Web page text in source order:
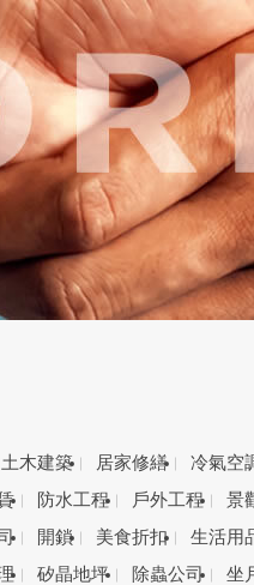
土木建築 居家修繕 冷氣空
防水工程 戶外工程 景
開鎖 美食折扣 生活用
矽晶地坪 除蟲公司 坐